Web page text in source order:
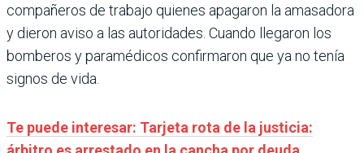
compañeros de trabajo quienes apagaron la amasadora
y dieron aviso a las autoridades. Cuando llegaron los
bomberos y paramédicos confirmaron que ya no tenía
signos de vida.
Te puede interesar: Tarjeta rota de la justicia: